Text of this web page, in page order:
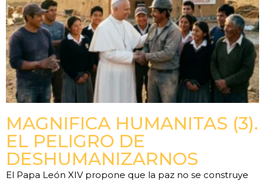
MAGNIFICA HUMANITAS (3).
EL PELIGRO DE
DESHUMANIZARNOS
El Papa León XIV propone que la paz no se construye